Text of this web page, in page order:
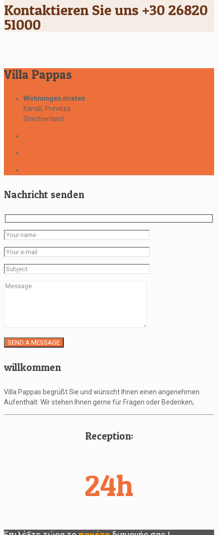
Kontaktieren Sie uns +30 26820
51000
Villa Pappas
Wohnungen mieten
Kanali, Preveza
Griechenland
Nachricht senden
willkommen
Villa Pappas begrüßt Sie und wünscht Ihnen einen angenehmen
Aufenthalt. Wir stehen Ihnen gerne für Fragen oder Bedenken,
Reception:
24h